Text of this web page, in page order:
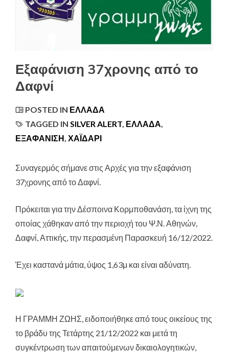
Εξαφάνιση 37χρονης από το
Δαφνί
POSTED IN ΕΛΛΆΔΑ
TAGGED IN SILVER ALERT, ΕΛΛΑΔΑ,
ΕΞΑΦΆΝΙΣΗ, ΧΑΪΔΑΡΙ
Συναγερμός σήμανε στις Αρχές για την εξαφάνιση
37χρονης από το Δαφνί.
Πρόκειται για την Δέσποινα Κορμποθανάση, τα ίχνη της
οποίας χάθηκαν από την περιοχή του Ψ.Ν. Αθηνών,
Δαφνί, Αττικής, την περασμένη Παρασκευή 16/12/2022.
Έχει καστανά μάτια, ύψος 1,63μ και είναι αδύνατη.
Η ΓΡΑΜΜΗ ΖΩΗΣ, ειδοποιήθηκε από τους οικείους της
το βράδυ της Τετάρτης 21/12/2022 και μετά τη
συγκέντρωση των απαιτούμενων δικαιολογητικών,